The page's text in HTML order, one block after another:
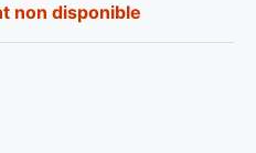
non disponible